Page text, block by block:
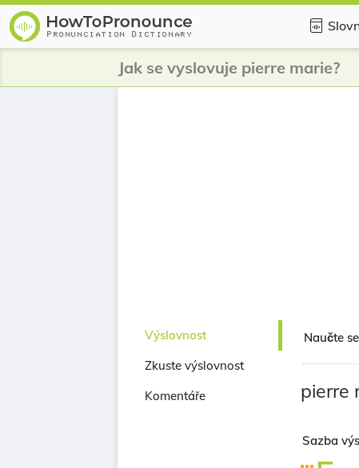
Jak se vyslovuje pierre marie?
Výslovnost
Zkuste výslovnost
Komentáře
Naučte
pierre
Sazba